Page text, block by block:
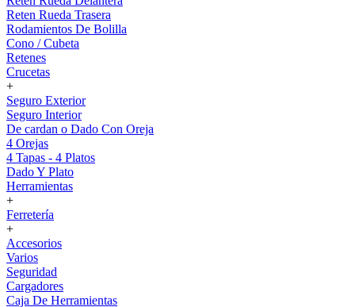
Reten Rueda Trasera
Rodamientos De Bolilla
Cono / Cubeta
Retenes
Crucetas
+
Seguro Exterior
Seguro Interior
De cardan o Dado Con Oreja
4 Orejas
4 Tapas - 4 Platos
Dado Y Plato
Herramientas
+
Ferretería
+
Accesorios
Varios
Seguridad
Cargadores
Caja De Herramientas